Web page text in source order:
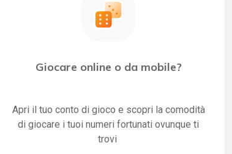
Giocare online o da mobile?
Apri il tuo conto di gioco e scopri la comodità
di giocare i tuoi numeri fortunati ovunque ti
trovi